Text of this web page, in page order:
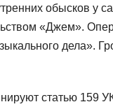
обысков у
«Джем».
дела».
статью 159